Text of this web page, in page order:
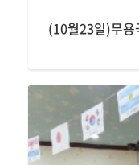
(10월23일)무